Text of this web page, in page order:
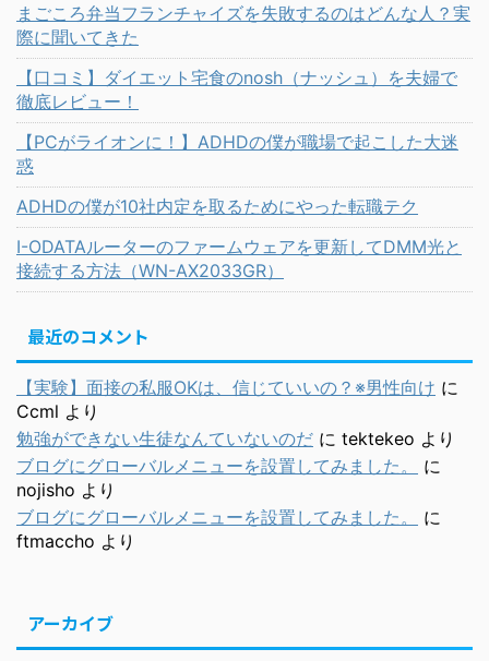
まごころ弁当フランチャイズを失敗するのはどんな人？実
際に聞いてきた
【口コミ】ダイエット宅食のnosh（ナッシュ）を夫婦で
徹底レビュー！
【PCがライオンに！】ADHDの僕が職場で起こした大迷
惑
ADHDの僕が10社内定を取るためにやった転職テク
I-ODATAルーターのファームウェアを更新してDMM光と
接続する方法（WN-AX2033GR）
最近のコメント
【実験】面接の私服OKは、信じていいの？※男性向け に
Ccml より
勉強ができない生徒なんていないのだ に tektekeo より
ブログにグローバルメニューを設置してみました。
に
nojisho より
ブログにグローバルメニューを設置してみました。
に
ftmaccho より
アーカイブ